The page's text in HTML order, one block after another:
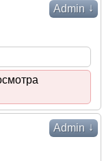
Admin ↓
Admin ↓